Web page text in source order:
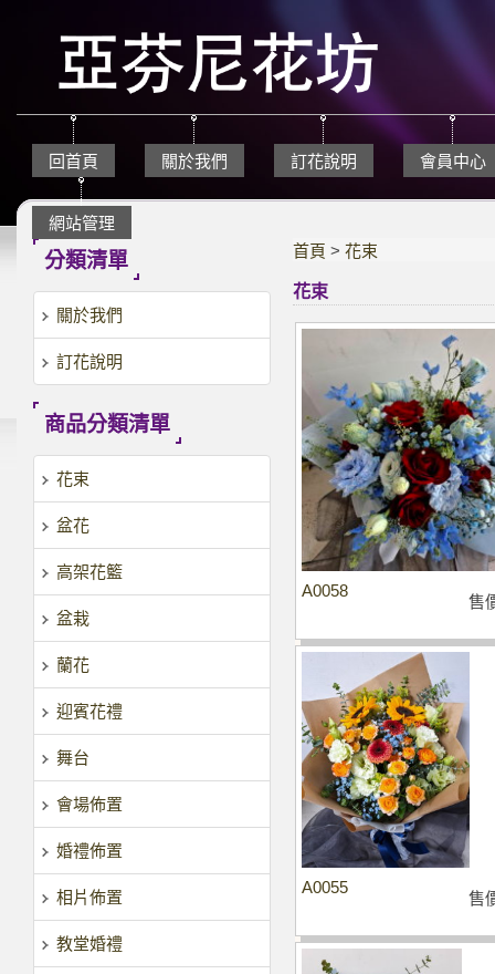
回首頁 關於我們 訂花說明 會員中心
網站管理
分類清單
關於我們
訂花說明
商品分類清單
花束
盆花
高架花籃
盆栽
蘭花
迎賓花禮
舞台
會場佈置
婚禮佈置
相片佈置
教堂婚禮
首頁 >花束
花束
A0058
售
A0055
售